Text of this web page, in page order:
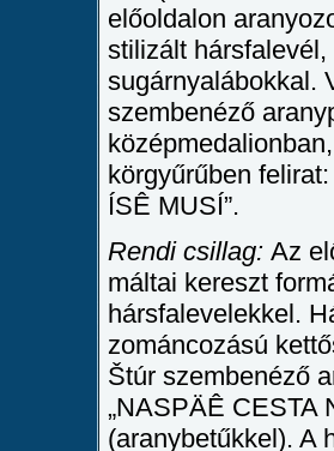
előoldalon
stilizált
sugárnyalábokkal.
szembenéző
körgyűrűben
ÍSÊ MUSÍ”.
Rendi csillag: Az
máltai kereszt
hársfalevelekkel.
zománcozású
Štúr szembenéző
„NASPÄÊ CESTA
(aranybetűkkel). A